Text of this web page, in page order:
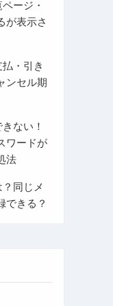
ージ・
が表示さ
・引き
ンセル期
ない！
ワードが
法
同じメ
できる？